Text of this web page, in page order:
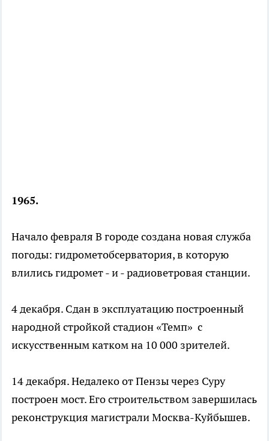
1965.
Начало февраля В городе создана новая служба
погоды: гидрометобсерватория, в которую
влились гидромет - и - радиоветровая станции.
4 декабря. Сдан в эксплуатацию построенный
народной стройкой стадион «Темп» с
искусственным катком на 10 000 зрителей.
14 декабря. Недалеко от Пензы через Суру
построен мост. Его строительством завершилась
реконструкция магистрали Москва-Куйбышев.